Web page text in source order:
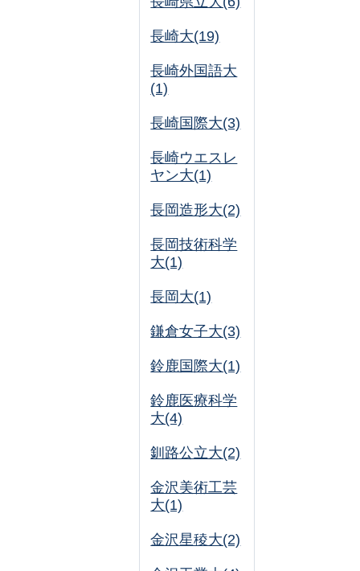
長崎大(19)
長崎外国語大
(1)
長崎国際大(3)
長崎ウエスレ
ヤン大(1)
長岡造形大(2)
長岡技術科学
大(1)
長岡大(1)
鎌倉女子大(3)
鈴鹿国際大(1)
鈴鹿医療科学
大(4)
釧路公立大(2)
金沢美術工芸
大(1)
金沢星稜大(2)